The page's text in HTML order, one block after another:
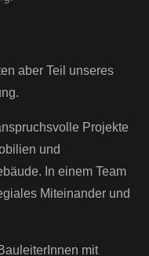
aber Teil unseres
Projekte
und
In einem Team
Miteinander und
mit